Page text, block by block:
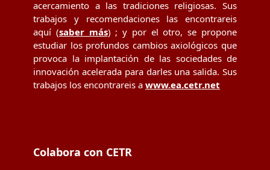
acercamiento a las tradiciones religiosas. Sus
trabajos y recomendaciones las encontrareis
aquí (saber más) ; y por el otro, se propone
estudiar los profundos cambios axiológicos que
provoca la implantación de las sociedades de
innovación acelerada para darles una salida. Sus
trabajos los encontrareis a www.ea.cetr.net
Colabora con CETR